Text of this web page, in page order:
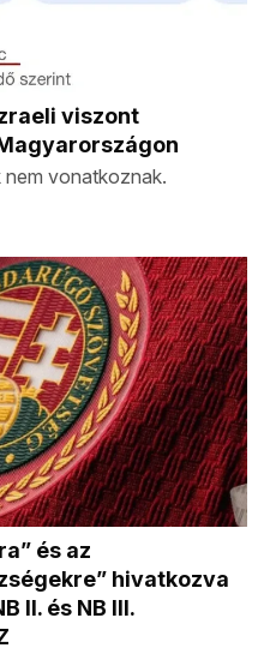
viszont
nem vonatkoznak.
és az
hivatkozva
II. és NB III.